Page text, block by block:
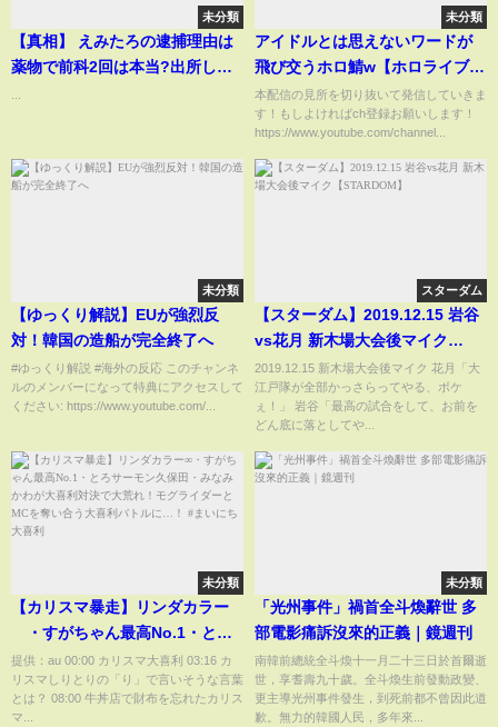
未分類
【真相】 えみたろの逮捕理由は
薬物で前科2回は本当?出所した
未分類
アイドルとは思えないワードが
飛び交うホロ鯖w【ホロライブ切
り抜き/宝鐘マリン/兎田ぺこら/白
銀ノエル/大空スバル/あずき/猫又
おかゆ/綺々羅々ヴィヴィ】
本配信の見所を切り抜いて発信していきま
す！もしよければch登録お願いします！
https://www.youtube.com/channel...
未分類
【ゆっくり解説】EUが強烈反
対！韓国の造船が完全終了へ
#ゆっくり解説 #海外の反応 このチャンネ
ルのメンバーになって特典にアクセスして
ください: https://www.youtube.com/...
スターダム
【スターダム】2019.12.15 岩谷
vs花月 新木場大会後マイク
【STARDOM】
2019.12.15 新木場大会後マイク 花月「大
江戸隊が全部かっさらってやる、ボケ
ぇ！」 岩谷「最高の試合をして、お前を
どん底に落としてや...
未分類
【カリスマ暴走】リンダカラー
∞・すがちゃん最高No.1・とろ
サーモン久保田・みなみかわが
大喜利対決で大荒れ！モグライ
ダーとMCを奪い合う大喜利バト
提供：au 00:00 カリスマ大喜利 03:16 カ
リスマしりとりの「り」で言いそうな言葉
とは？ 08:00 牛丼店で財布を忘れたカリス
マ...
未分類
「光州事件」禍首全斗煥辭世 多
部電影痛訴沒來的正義｜鏡週刊
南韓前總統全斗煥十一月二十三日於首爾逝
世，享耆壽九十歲。全斗煥生前發動政變、
更主導光州事件發生，到死前都不曾因此道
歉。無力的韓國人民，多年來...